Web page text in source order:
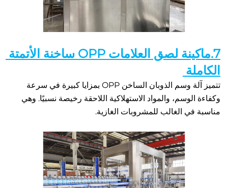
تتميز آلة وسم الذوبان الساخن OPP بمزايا كبيرة في سرعة
وكفاءة الوسم، والمواد الاستهلاكية اللاحقة رخيصة نسبيًا. وهي
في الغالب للمشروبات الغازية.